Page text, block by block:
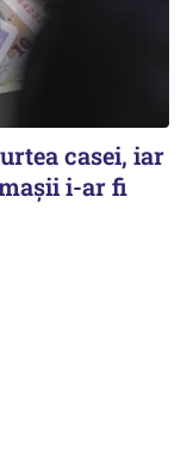
casei, iar
i-ar fi